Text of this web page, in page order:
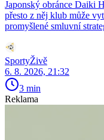
Japonský obránce Daiki
přesto z něj klub může
promyšlené smluvní
SportyŽivě
6. 8. 2026, 21:32
3 min
Reklama